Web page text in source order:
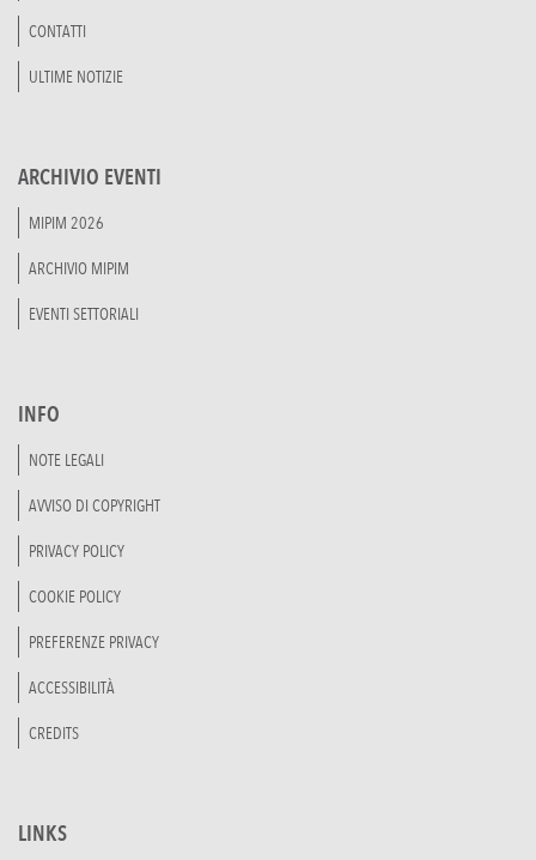
CONTATTI
ULTIME NOTIZIE
ARCHIVIO EVENTI
MIPIM 2026
ARCHIVIO MIPIM
EVENTI SETTORIALI
INFO
NOTE LEGALI
AVVISO DI COPYRIGHT
PRIVACY POLICY
COOKIE POLICY
PREFERENZE PRIVACY
ACCESSIBILITÀ
CREDITS
LINKS